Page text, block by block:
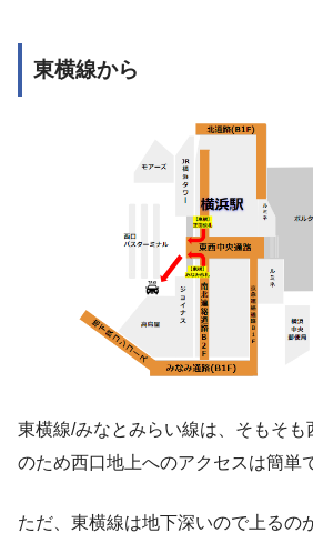
東横線から
東横線/みなとみらい線は、そもそも
のため西口地上へのアクセスは簡単
ただ、東横線は地下深いので上るの